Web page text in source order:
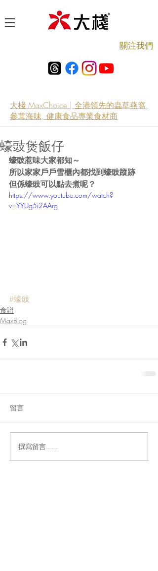
​關注我們
大棧 MaxChoice | 全港領先的蟲草燕窩,
參茸海味, 健康食品專業食材商
蠔豉煲飯仔
蠔豉惹味大家都知～
所以家家戶戶雪櫃內都找到蠔豉蹤跡
但係蠔豉可以點去煮呢？
https://www.youtube.com/watch?
v=YYUg5i2AArg
#蠔豉
食譜
MaxBlog
留言
撰寫留言......